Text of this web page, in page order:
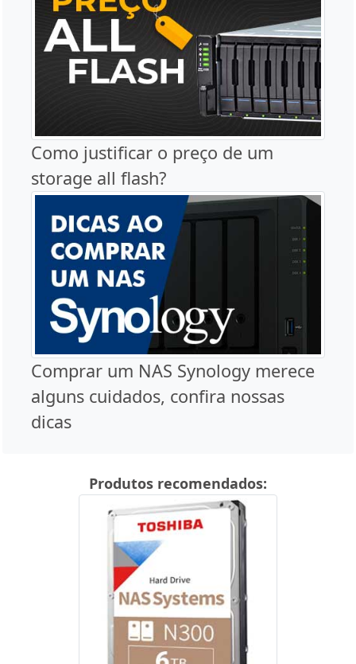
Como justificar o preço de um
storage all flash?
Comprar um NAS Synology merece
alguns cuidados, confira nossas
dicas
Produtos recomendados: